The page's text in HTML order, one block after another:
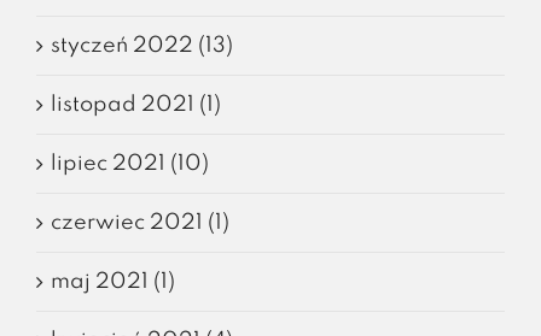
styczeń 2022 (13)
listopad 2021 (1)
lipiec 2021 (10)
czerwiec 2021 (1)
maj 2021 (1)